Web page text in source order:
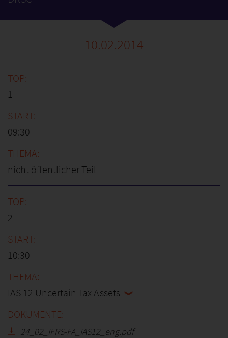
10.02.2014
1
09:30
nicht öffentlicher Teil
2
10:30
IAS 12 Uncertain Tax Assets
24_02_IFRS-FA_IAS12_eng.pdf